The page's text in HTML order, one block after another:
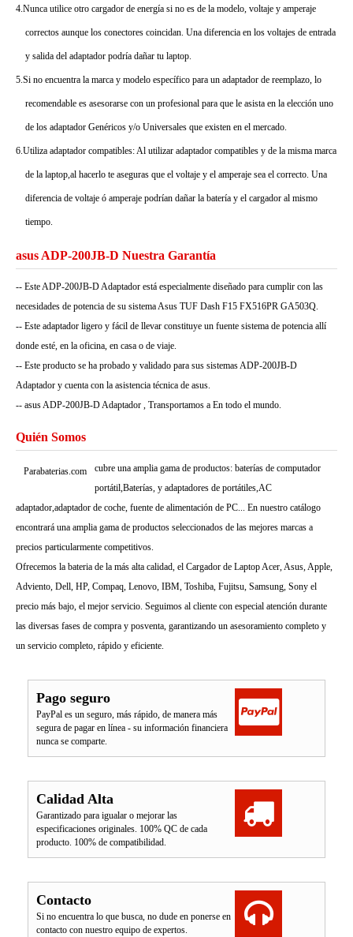
4.Nunca utilice otro cargador de energía si no es de la modelo, voltaje y amperaje
correctos aunque los conectores coincidan. Una diferencia en los voltajes de entrada
y salida del adaptador podría dañar tu laptop.
5.Si no encuentra la marca y modelo específico para un adaptador de reemplazo, lo
recomendable es asesorarse con un profesional para que le asista en la elección uno
de los adaptador Genéricos y/o Universales que existen en el mercado.
6.Utiliza adaptador compatibles: Al utilizar adaptador compatibles y de la misma marca
de la laptop,al hacerlo te aseguras que el voltaje y el amperaje sea el correcto. Una
diferencia de voltaje ó amperaje podrían dañar la batería y el cargador al mismo
tiempo.
asus ADP-200JB-D Nuestra Garantía
-- Este ADP-200JB-D Adaptador está especialmente diseñado para cumplir con las
necesidades de potencia de su sistema Asus TUF Dash F15 FX516PR GA503Q.
-- Este adaptador ligero y fácil de llevar constituye un fuente sistema de potencia allí
donde esté, en la oficina, en casa o de viaje.
-- Este producto se ha probado y validado para sus sistemas ADP-200JB-D
Adaptador y cuenta con la asistencia técnica de asus.
-- asus ADP-200JB-D Adaptador , Transportamos a En todo el mundo.
Quién Somos
Parabaterias.com
cubre una amplia gama de productos: baterías de computador
portátil,Baterías, y adaptadores de portátiles,AC
adaptador,adaptador de coche, fuente de alimentación de PC... En nuestro catálogo
encontrará una amplia gama de productos seleccionados de las mejores marcas a
precios particularmente competitivos.
Ofrecemos la bateria de la más alta calidad, el Cargador de Laptop Acer, Asus, Apple,
Adviento, Dell, HP, Compaq, Lenovo, IBM, Toshiba, Fujitsu, Samsung, Sony el
precio más bajo, el mejor servicio. Seguimos al cliente con especial atención durante
las diversas fases de compra y posventa, garantizando un asesoramiento completo y
un servicio completo, rápido y eficiente.
Pago seguro
PayPal es un seguro, más rápido, de manera más
segura de pagar en línea - su información financiera
nunca se comparte.
Calidad Alta
Garantizado para igualar o mejorar las
especificaciones originales. 100% QC de cada
producto. 100% de compatibilidad.
Contacto
Si no encuentra lo que busca, no dude en ponerse en
contacto con nuestro equipo de expertos.